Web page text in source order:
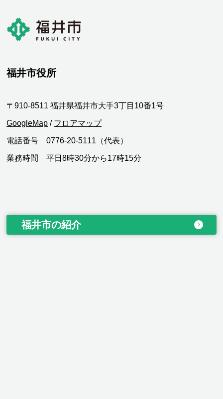
福井市役所
〒910-8511 福井県福井市大手3丁目10番1号
GoogleMap / フロアマップ
電話番号 0776-20-5111（代表）
業務時間 平日8時30分から17時15分
福井市の紹介